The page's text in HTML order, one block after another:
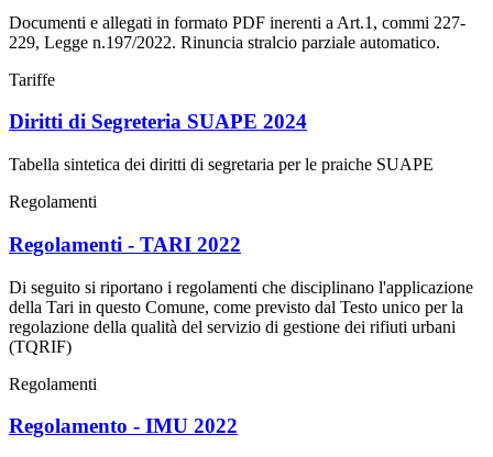
Documenti e allegati in formato PDF inerenti a Art.1, commi 227-
229, Legge n.197/2022. Rinuncia stralcio parziale automatico.
Tariffe
Diritti di Segreteria SUAPE 2024
Tabella sintetica dei diritti di segretaria per le praiche SUAPE
Regolamenti
Regolamenti - TARI 2022
Di seguito si riportano i regolamenti che disciplinano l'applicazione
della Tari in questo Comune, come previsto dal Testo unico per la
regolazione della qualità del servizio di gestione dei rifiuti urbani
(TQRIF)
Regolamenti
Regolamento - IMU 2022